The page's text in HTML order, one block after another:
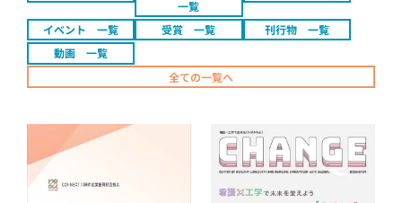
一覧
イベント 一覧 受賞 一覧
刊行物 一覧
動画 一覧
全ての一覧へ